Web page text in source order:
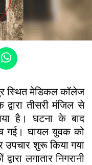
स्थित मेडिकल कॉलेज
तीसरी मंजिल से
है। घटना के बाद
गई। घायल युवक को
उपचार शुरू किया गया
लगातार निगरानी